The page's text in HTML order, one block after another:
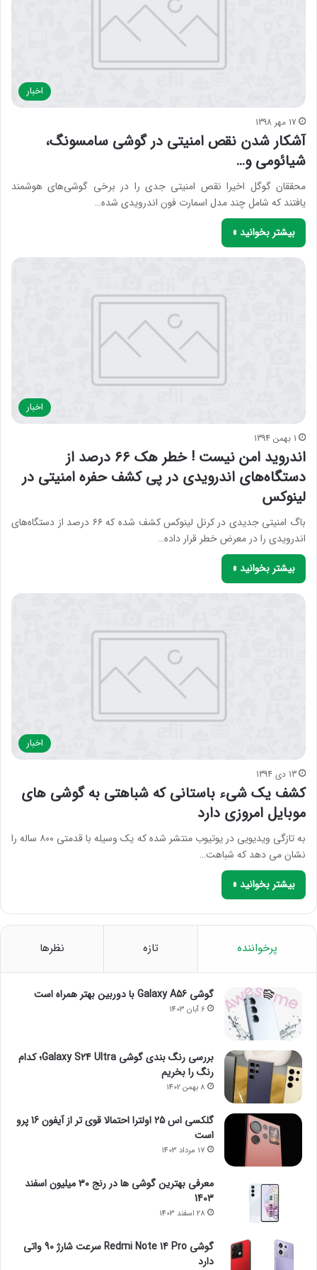
اخبار
17 مهر 1398
آشکار شدن نقص امنیتی در گوشی سامسونگ،
شیائومی و…
محققان گوگل اخیرا نقص امنیتی جدی را در برخی گوشی‌های هوشمند
یافتند که شامل چند مدل اسمارت فون اندرویدی شده…
بیشتر بخوانید »
اخبار
1 بهمن 1394
اندروید امن نیست ! خطر هک ۶۶ درصد از
دستگاه‌های اندرویدی در پی کشف حفره‌ امنیتی در
لینوکس
باگ امنیتی جدیدی در کرنل لینوکس کشف شده که ۶۶ درصد از دستگاه‌های
اندرویدی را در معرض خطر قرار داده…
بیشتر بخوانید »
اخبار
13 دی 1394
کشف یک شیء باستانی که شباهتی به گوشی های
موبایل امروزی دارد
به تازگی ویدیویی در یوتیوب منتشر شده که یک وسیله با قدمتی ۸۰۰ ساله را
نشان می دهد که شباهت…
بیشتر بخوانید »
پرخواننده تازه نظرها
گوشی Galaxy A56 با دوربین بهتر همراه است
6 آبان 1403
بررسی رنگ بندی گوشی Galaxy S24 Ultra؛ کدام
رنگ را بخریم
8 بهمن 1402
گلکسی اس 25 اولترا احتمالا قوی تر از آیفون 16 پرو
است
17 مرداد 1403
معرفی بهترین گوشی ها در رنج ۳۰ میلیون اسفند
1403
28 اسفند 1403
گوشی Redmi Note 14 Pro سرعت شارژ 90 واتی
دارد